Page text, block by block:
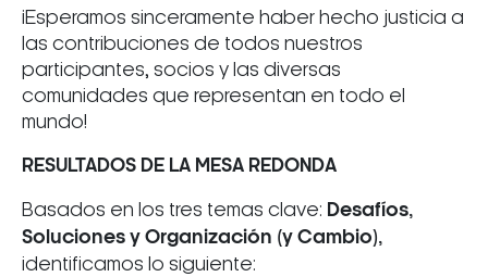
¡Esperamos sinceramente haber hecho justicia a
las contribuciones de todos nuestros
participantes, socios y las diversas
comunidades que representan en todo el
mundo!
RESULTADOS DE LA MESA REDONDA
Basados en los tres temas clave: Desafíos,
Soluciones y Organización (y Cambio),
identificamos lo siguiente: